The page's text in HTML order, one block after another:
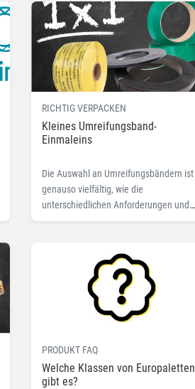
Hier lesen Sie mehr zu
„lebensmittelecht“.
RICHTIG VERPACKEN
Kleines Umreifungsband-
Einmaleins
Die Auswahl an Umreifungsbändern ist
genauso vielfältig, wie die
unterschiedlichen Anforderungen und
Einsatzzwecke. PP, PET, Textil oder
PRODUKT FAQ
Welche Klassen von Europaletten
gibt es?